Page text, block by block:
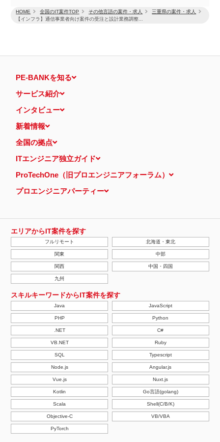
HOME 全国のIT案件TOP その他言語の案件・求人
三重県の案件・求人
【インフラ】通信事業者向け案件の受注と設計業務調整...
PE-BANKを知る
サービス紹介
インタビュー
新着情報
全国の拠点
ITエンジニア独立ガイド
ProTechOne（旧プロエンジニアフォーラム）
プロエンジニアパーティー
エリアからIT案件を探す
フルリモート 北海道・東北
関東 中部
関西 中国・四国
九州
スキルキーワードからIT案件を探す
Java JavaScript
PHP Python
.NET C#
VB.NET Ruby
SQL Typescript
Node.js Angular.js
Vue.js Nuxt.js
Kotlin Go言語(golang)
Scala Shell(C/B/K)
Objective-C VB/VBA
PyTorch